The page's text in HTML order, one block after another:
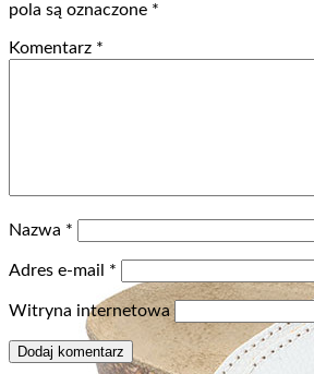
pola są oznaczone *
Komentarz *
Nazwa *
Adres e-mail *
Witryna internetowa